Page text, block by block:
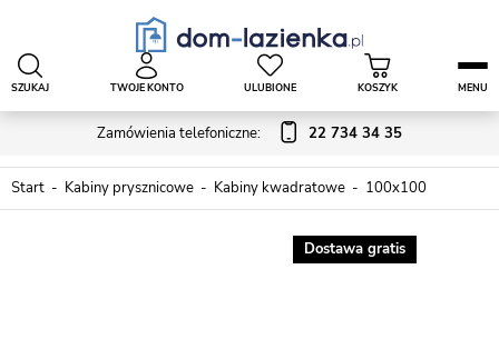
Zamówienia telefoniczne: 22 734 34 35
SZUKAJ TWOJE KONTO ULUBIONE KOSZYK MENU
Start Kabiny prysznicowe Kabiny kwadratowe 100x100
Dostawa gratis